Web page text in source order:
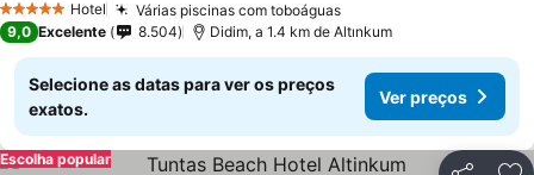
5 Estrelas Hotel Várias piscinas com toboáguasVer preços
9,0 Excelente 8.504 Didim, a 1.4 km de Altınkum
Selecione as datas para ver os preços
exatos.
Ver preços
Escolha popular